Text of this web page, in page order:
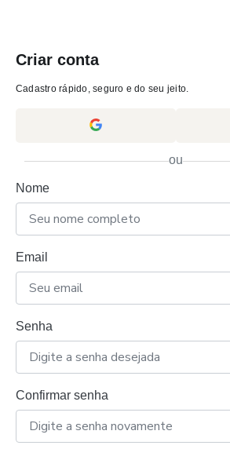
Criar conta
Cadastro rápido, seguro e do seu jeito.
ou
Nome
Email
Senha
Confirmar senha